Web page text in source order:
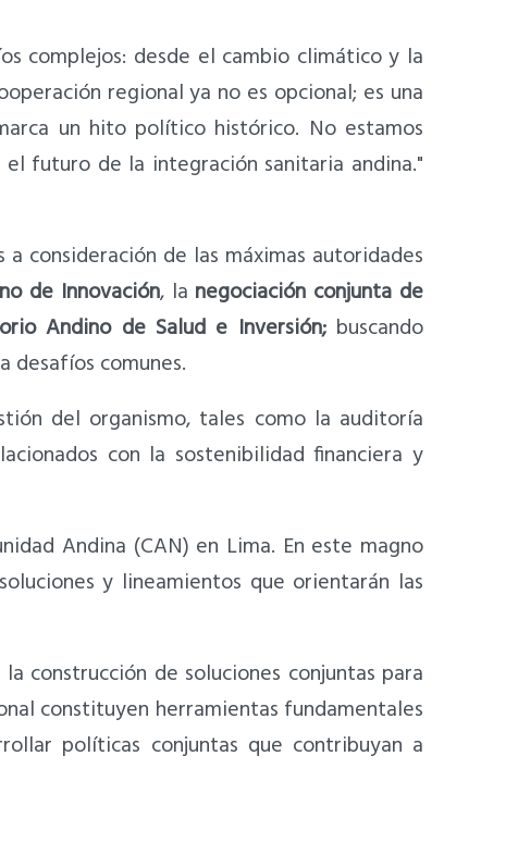
complejos: desde el cambio climático y la
regional ya no es opcional; es una
un hito político histórico. No estamos
futuro de la integración sanitaria andina."
consideración de las máximas autoridades
de Innovación, la negociación conjunta de
Andino de Salud e Inversión; buscando
desafíos comunes.
del organismo, tales como la auditoría
con la sostenibilidad financiera y
Andina (CAN) en Lima. En este magno
y lineamientos que orientarán las
construcción de soluciones conjuntas para
constituyen herramientas fundamentales
políticas conjuntas que contribuyan a